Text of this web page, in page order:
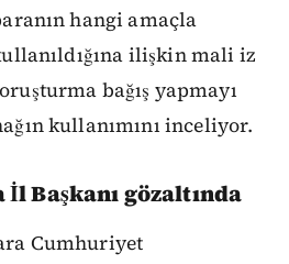
hangi amaçla
ilişkin mali iz
bağış yapmayı
kullanımını inceliyor.
Başkanı gözaltında
Cumhuriyet